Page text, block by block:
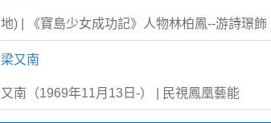
地) | 《寶島少女成功記》人物林柏鳳--游詩璟飾
梁又南
又南（1969年11月13日-） | 民視鳳凰藝能